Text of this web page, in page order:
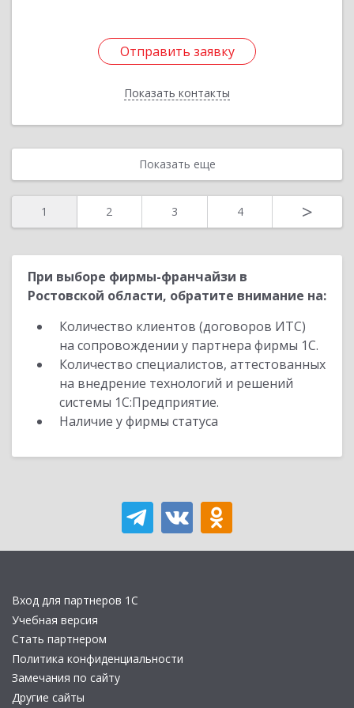
Отправить заявку
Показать контакты
Отправить заявку
Назад
Показать еще
1 2 3 4 >
При выборе фирмы-франчайзи в
Ростовской области, обратите внимание на:
Количество клиентов (договоров ИТС)
на сопровождении у партнера фирмы 1С.
Количество специалистов, аттестованных
на внедрение технологий и решений
системы 1С:Предприятие.
Наличие у фирмы статуса
Вход для партнеров 1С
Учебная версия
Стать партнером
Политика конфиденциальности
Замечания по сайту
Другие сайты